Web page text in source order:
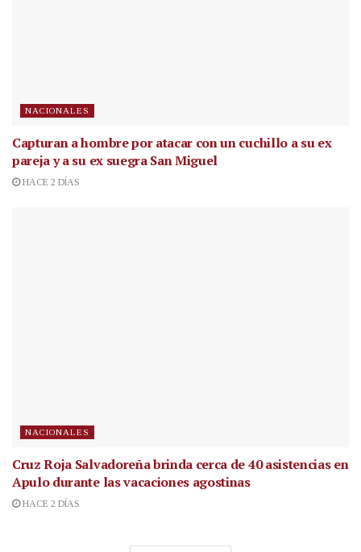
NACIONALES
Capturan a hombre por atacar con un cuchillo a su ex
pareja y a su ex suegra San Miguel
HACE 2 DÍAS
NACIONALES
Cruz Roja Salvadoreña brinda cerca de 40 asistencias en
Apulo durante las vacaciones agostinas
HACE 2 DÍAS